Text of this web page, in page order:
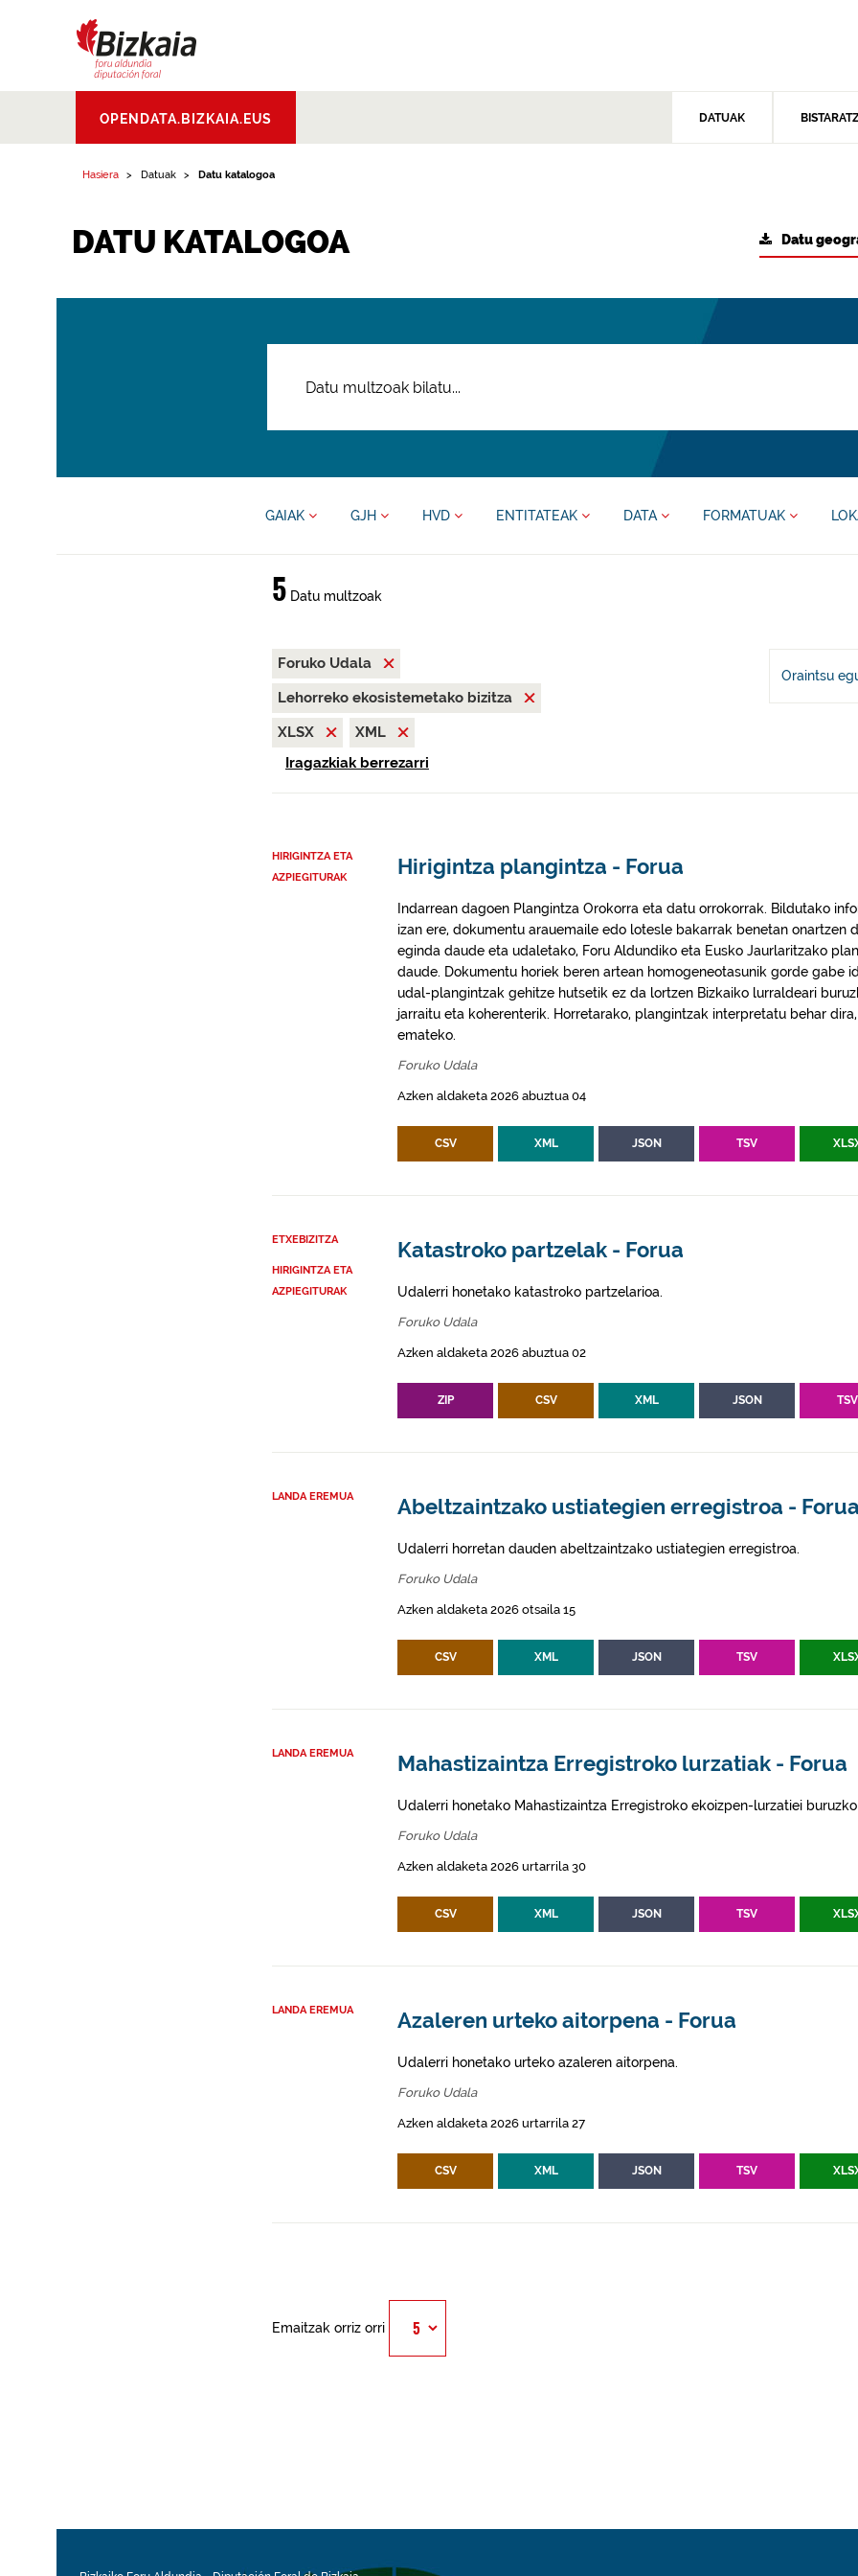
Aldundia.Diputacion
Foral de Bizkaia
OPENDATA.BIZKAIA.EUS DATUAK
Hasiera Datuak Datu katalogoa
DATU KATALOGOA Datu
GAIAK GJH HVD ENTITATEAK DATA FORMATUAK
5Datu multzoak
Foruko Udala
Lehorreko ekosistemetako bizitza
XLSX
XML
Iragazkiak berrezarri
Oraintsu
HIRIGINTZA ETA
AZPIEGITURAK
Hirigintza plangintza - Forua
Indarrean dagoen Plangintza Orokorra eta datu orrokorrak. Bildutako
izan ere, dokumentu arauemaile edo lotesle bakarrak benetan onartzen
eginda daude eta udaletako, Foru Aldundiko eta Eusko Jaurlaritzako
daude. Dokumentu horiek beren artean homogeneotasunik gorde gabe
udal-plangintzak gehitze hutsetik ez da lortzen Bizkaiko lurraldeari
jarraitu eta koherenterik. Horretarako, plangintzak interpretatu behar
emateko.
Foruko Udala
Azken aldaketa 2026 abuztua 04
CSV XML JSON TSV
ETXEBIZITZA
HIRIGINTZA ETA
AZPIEGITURAK
Katastroko partzelak - Forua
Udalerri honetako katastroko partzelarioa.
Foruko Udala
Azken aldaketa 2026 abuztua 02
ZIP CSV XML JSON TSV
LANDA EREMUA Abeltzaintzako ustiategien erregistroa - Forua
Udalerri horretan dauden abeltzaintzako ustiategien erregistroa.
Foruko Udala
Azken aldaketa 2026 otsaila 15
CSV XML JSON TSV
LANDA EREMUA Mahastizaintza Erregistroko lurzatiak - Forua
Udalerri honetako Mahastizaintza Erregistroko ekoizpen-lurzatiei
Foruko Udala
Azken aldaketa 2026 urtarrila 30
CSV XML JSON TSV
LANDA EREMUA Azaleren urteko aitorpena - Forua
Udalerri honetako urteko azaleren aitorpena.
Foruko Udala
Azken aldaketa 2026 urtarrila 27
CSV XML JSON TSV
Emaitzak orriz orri